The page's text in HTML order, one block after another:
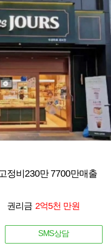
정비230만 7700만매출
권리금 2억5천 만원
SMS상담